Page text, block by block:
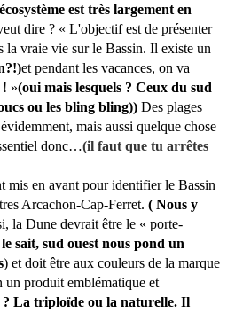
est très largement en
dire ? « L'objectif est de présenter
la vraie vie sur le Bassin. Il existe un
et pendant les vacances, on va
! »(oui mais lesquels ? Ceux du sud
ou les bling bling)) Des plages
mais aussi quelque chose
donc…(il faut que tu arrêtes
mis en avant pour identifier le Bassin
Arcachon-Cap-Ferret. ( Nous y
la Dune devrait être le « porte-
sait, sud ouest nous pond un
) et doit être aux couleurs de la marque
un produit emblématique et
? La triploïde ou la naturelle. Il